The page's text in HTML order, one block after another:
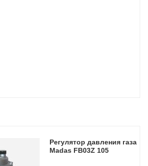
Регулятор давления газа
Madas FB03Z 105